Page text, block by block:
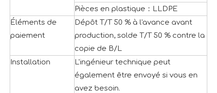
Pièces en plastique：LLDPE
Éléments de
paiement
Dépôt T/T 50 % à l'avance avant
production, solde T/T 50 % contre la
copie de B/L
Installation
L'ingénieur technique peut
également être envoyé si vous en
avez besoin.